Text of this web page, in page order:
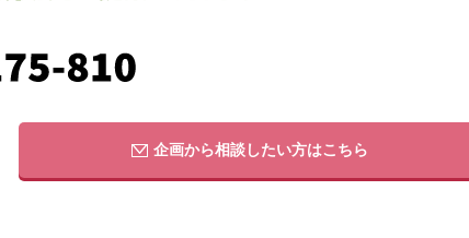
企画から相談したい方はこちら